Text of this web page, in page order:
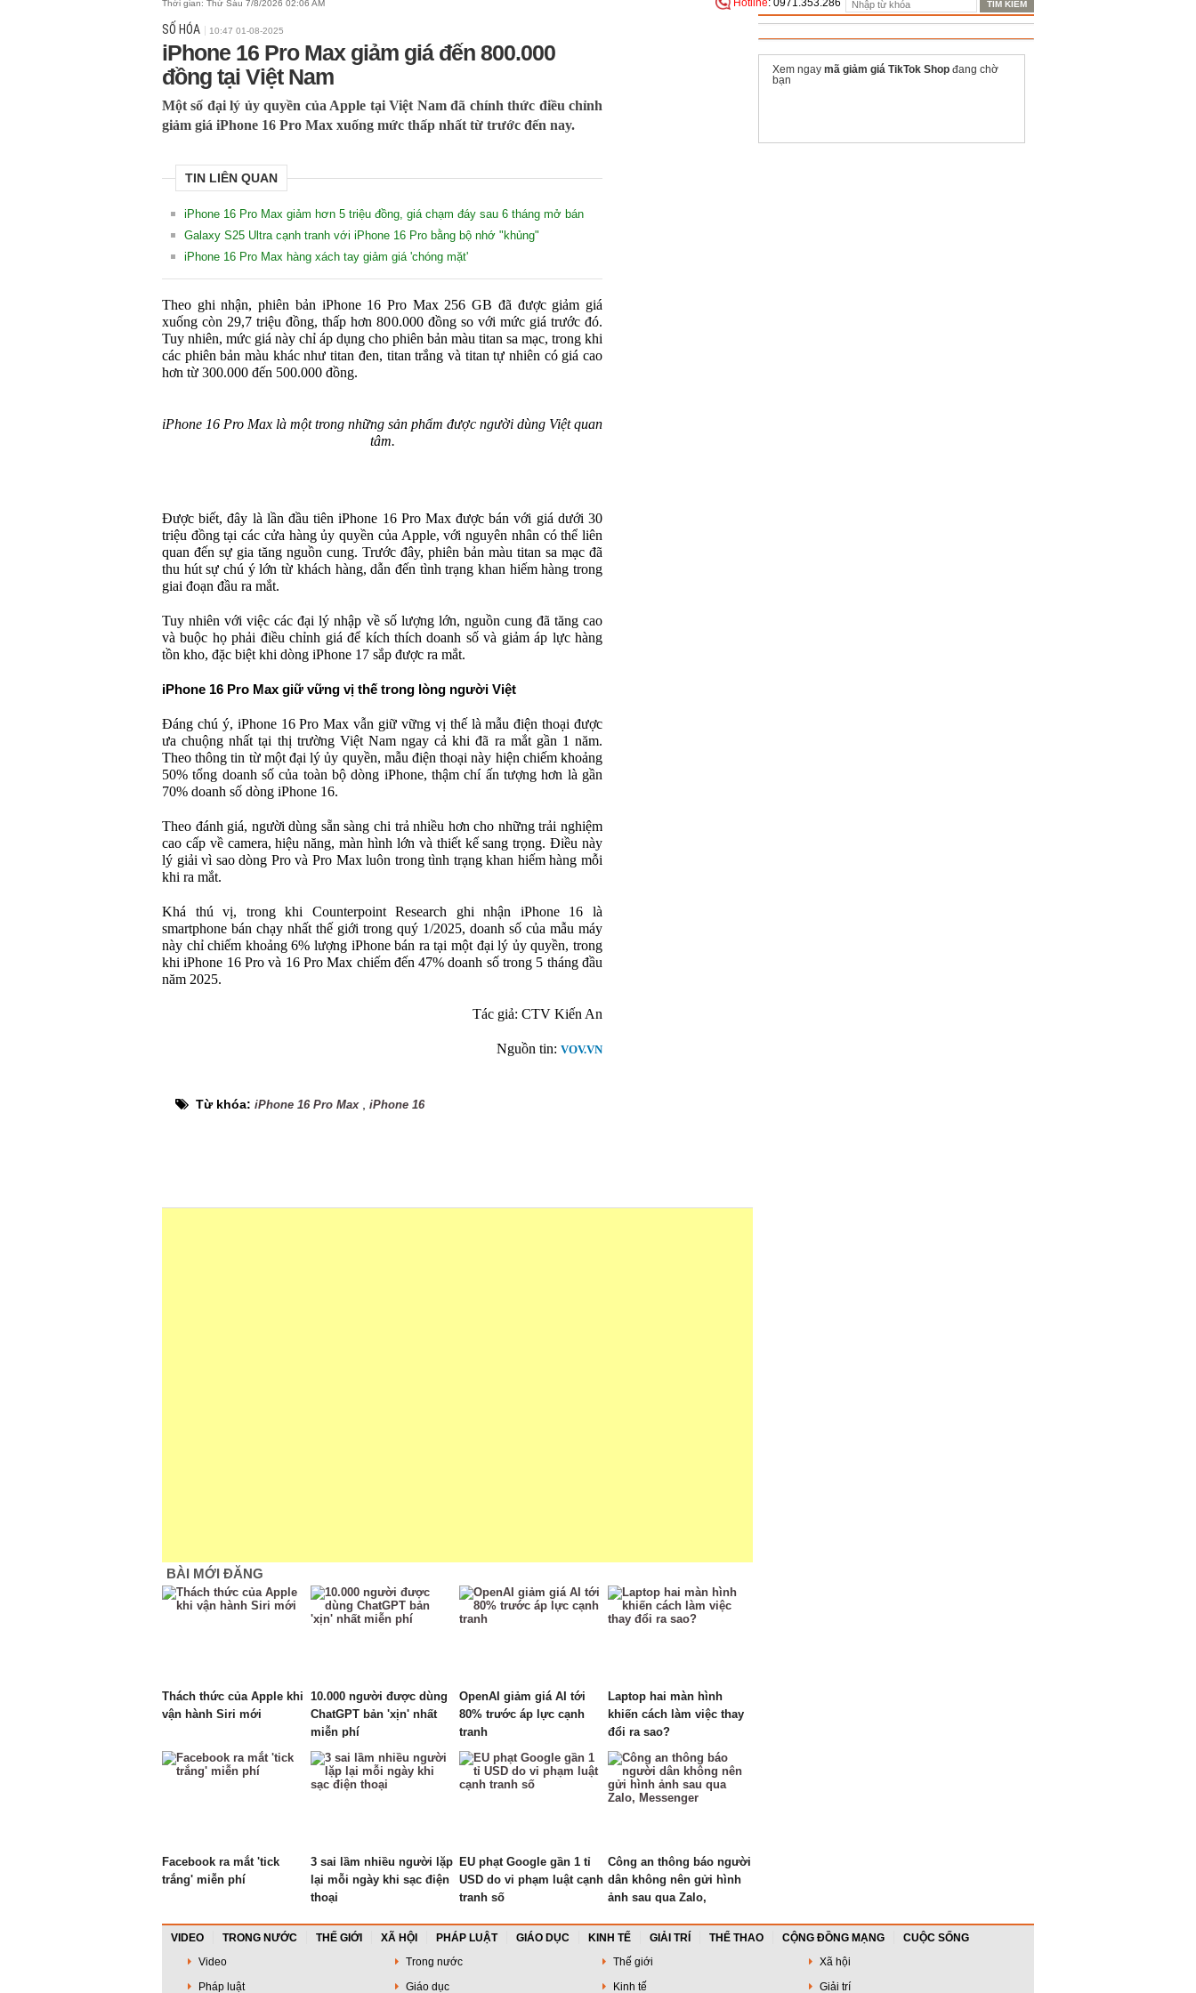
Thời gian: Thứ Sáu 7/8/2026 02:06 AM Hotline: 0971.353.286
SỐ HÓA 10:47 01-08-2025
iPhone 16 Pro Max giảm giá đến 800.000
đồng tại Việt Nam
Một số đại lý ủy quyền của Apple tại Việt Nam đã chính thức điều chỉnh
giảm giá iPhone 16 Pro Max xuống mức thấp nhất từ trước đến nay.
TIN LIÊN QUAN
iPhone 16 Pro Max giảm hơn 5 triệu đồng, giá chạm đáy sau 6 tháng mở bán
Galaxy S25 Ultra cạnh tranh với iPhone 16 Pro bằng bộ nhớ "khủng"
iPhone 16 Pro Max hàng xách tay giảm giá 'chóng mặt'
Theo ghi nhận, phiên bản iPhone 16 Pro Max 256 GB đã được giảm giá
xuống còn 29,7 triệu đồng, thấp hơn 800.000 đồng so với mức giá trước đó.
Tuy nhiên, mức giá này chỉ áp dụng cho phiên bản màu titan sa mạc, trong khi
các phiên bản màu khác như titan đen, titan trắng và titan tự nhiên có giá cao
hơn từ 300.000 đến 500.000 đồng.
iPhone 16 Pro Max là một trong những sản phẩm được người dùng Việt quan
tâm.
Được biết, đây là lần đầu tiên iPhone 16 Pro Max được bán với giá dưới 30
triệu đồng tại các cửa hàng ủy quyền của Apple, với nguyên nhân có thể liên
quan đến sự gia tăng nguồn cung. Trước đây, phiên bản màu titan sa mạc đã
thu hút sự chú ý lớn từ khách hàng, dẫn đến tình trạng khan hiếm hàng trong
giai đoạn đầu ra mắt.
Tuy nhiên với việc các đại lý nhập về số lượng lớn, nguồn cung đã tăng cao
và buộc họ phải điều chỉnh giá để kích thích doanh số và giảm áp lực hàng
tồn kho, đặc biệt khi dòng iPhone 17 sắp được ra mắt.
iPhone 16 Pro Max giữ vững vị thế trong lòng người Việt
Đáng chú ý, iPhone 16 Pro Max vẫn giữ vững vị thế là mẫu điện thoại được
ưa chuộng nhất tại thị trường Việt Nam ngay cả khi đã ra mắt gần 1 năm.
Theo thông tin từ một đại lý ủy quyền, mẫu điện thoại này hiện chiếm khoảng
50% tổng doanh số của toàn bộ dòng iPhone, thậm chí ấn tượng hơn là gần
70% doanh số dòng iPhone 16.
Theo đánh giá, người dùng sẵn sàng chi trả nhiều hơn cho những trải nghiệm
cao cấp về camera, hiệu năng, màn hình lớn và thiết kế sang trọng. Điều này
lý giải vì sao dòng Pro và Pro Max luôn trong tình trạng khan hiếm hàng mỗi
khi ra mắt.
Khá thú vị, trong khi Counterpoint Research ghi nhận iPhone 16 là
smartphone bán chạy nhất thế giới trong quý 1/2025, doanh số của mẫu máy
này chỉ chiếm khoảng 6% lượng iPhone bán ra tại một đại lý ủy quyền, trong
khi iPhone 16 Pro và 16 Pro Max chiếm đến 47% doanh số trong 5 tháng đầu
năm 2025.
Tác giả: CTV Kiến An
Nguồn tin: VOV.VN
Từ khóa: iPhone 16 Pro Max, iPhone 16
BÀI MỚI ĐĂNG
Thách thức của Apple khi
vận hành Siri mới
10.000 người được dùng
ChatGPT bản 'xịn' nhất
miễn phí
OpenAI giảm giá AI tới
80% trước áp lực cạnh
tranh
Laptop hai màn hình
khiến cách làm việc thay
đổi ra sao?
Facebook ra mắt 'tick
trắng' miễn phí
3 sai lầm nhiều người lặp
lại mỗi ngày khi sạc điện
thoại
EU phạt Google gần 1 tỉ
USD do vi phạm luật cạnh
tranh số
Công an thông báo người
dân không nên gửi hình
ảnh sau qua Zalo,
Xem ngay mã giảm giá TikTok Shop đang chờ
bạn
VIDEO TRONG NƯỚC THẾ GIỚI XÃ HỘI PHÁP LUẬT GIÁO DỤC KINH TẾ GIẢI TRÍ THỂ THAO CỘNG ĐỒNG MẠNG
CUỘC SỐNG
Video
Trong nước Thế giới
Xã hội
Pháp luật
Giáo dục Kinh tế Giải trí